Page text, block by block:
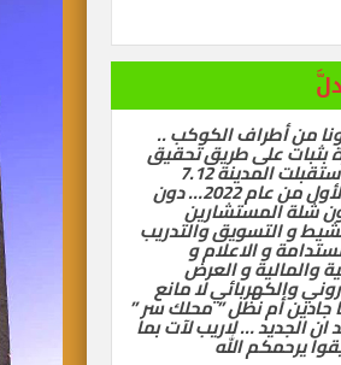
كولومبو أول ديسمبر
بقلم أشرف سركيس
من أطراف الكوكب ..
بثبات على طريق تحقيق
أهدافها السياحية حيث استقبلت المدينة 7.12
مليون سائح في النصف الأول من عام 2022… دون
شلة المستشارين
و التسويق والتدريب
و الاعلام و
والمالية و العرض
والكهربائي لا مانع
جادين أم نظل ” محلك سر ”
ان الجديد … لاريب لآت بما
يرحمكم الله